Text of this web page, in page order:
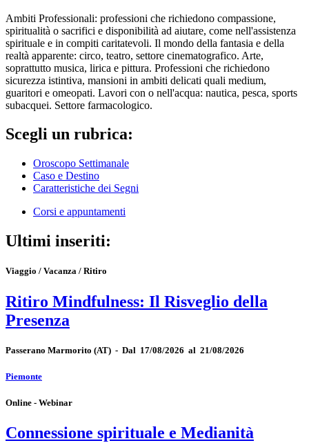
Ambiti Professionali: professioni che richiedono compassione,
spiritualità o sacrifici e disponibilità ad aiutare, come nell'assistenza
spirituale e in compiti caritatevoli. Il mondo della fantasia e della
realtà apparente: circo, teatro, settore cinematografico. Arte,
soprattutto musica, lirica e pittura. Professioni che richiedono
sicurezza istintiva, mansioni in ambiti delicati quali medium,
guaritori e omeopati. Lavori con o nell'acqua: nautica, pesca, sports
subacquei. Settore farmacologico.
Scegli un rubrica:
Oroscopo Settimanale
Caso e Destino
Caratteristiche dei Segni
Corsi e appuntamenti
Ultimi inseriti:
Viaggio / Vacanza / Ritiro
Ritiro Mindfulness: Il Risveglio della
Presenza
Passerano Marmorito (AT) - Dal 17/08/2026 al 21/08/2026
Piemonte
Online - Webinar
Connessione spirituale e Medianità